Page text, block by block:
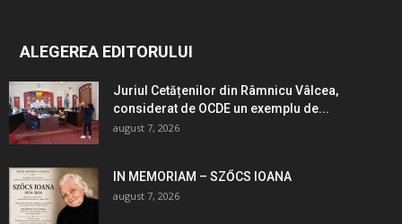
ALEGEREA EDITORULUI
Juriul Cetățenilor din Râmnicu Vâlcea,
considerat de OCDE un exemplu de...
august 7, 2026
IN MEMORIAM – SZŐCS IOANA
august 7, 2026